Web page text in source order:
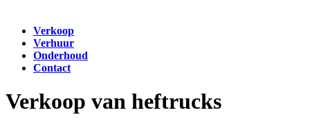
Verkoop
Verhuur
Onderhoud
Contact
Verkoop van heftrucks